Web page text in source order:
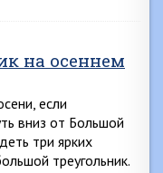
на осеннем
если
вниз от Большой
три ярких
треугольник.